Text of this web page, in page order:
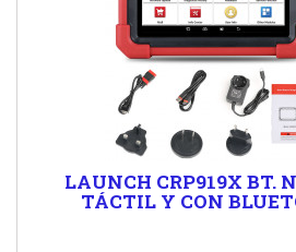
LAUNCH CRP919X BT.
TÁCTIL Y CON